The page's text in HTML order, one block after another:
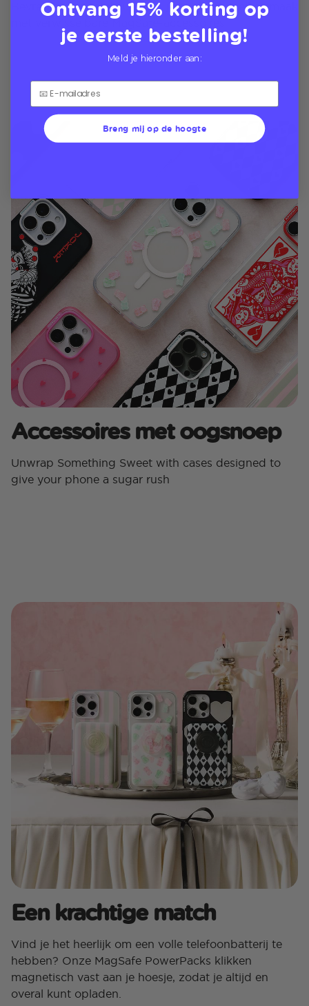
Bevredig de zoetekauw van je telefoon in elke smaak
met verwisselbare MagSafe-accessoires
Accessoires met oogsnoep
Unwrap Something Sweet with cases designed to
give your phone a sugar rush
Een krachtige match
Vind je het heerlijk om een ​​volle telefoonbatterij te
hebben? Onze MagSafe PowerPacks klikken
magnetisch vast aan je hoesje, zodat je altijd en
overal kunt opladen.
Ontvang 15% korting op
je eerste bestelling!
Meld je hieronder aan:
Breng mij op de hoogte